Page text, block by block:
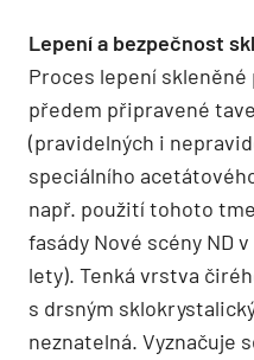
Lepení a bezpečnost
Proces lepení
předem připravené
(pravidelných i
speciálního
např. použití tohoto
fasády Nové scény ND
lety). Tenká vrstva
s drsným
neznatelná. Vyznačuje